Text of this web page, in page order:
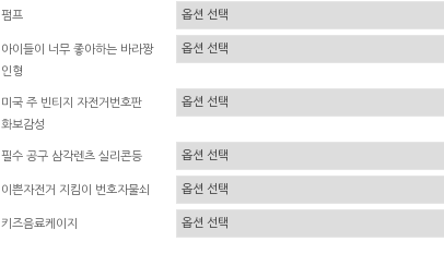
펌프
아이들이 너무 좋아하는 바라짱
인형
미국 주 빈티지 자전거번호판
화보감성
필수 공구 삼각렌츠 실리콘등
이쁜자전거 지킴이 번호자물쇠
키즈음료케이지